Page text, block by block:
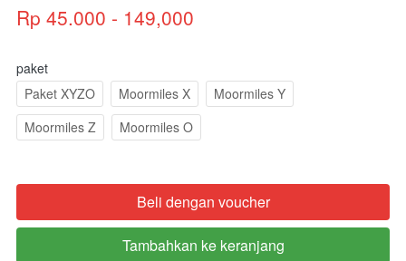
Rp 45.000 - 149,000
paket
Paket XYZO
Moormiles X
Moormiles Y
Moormiles Z
Moormiles O
`Beli dengan voucher
`
Tambahkan ke keranjang